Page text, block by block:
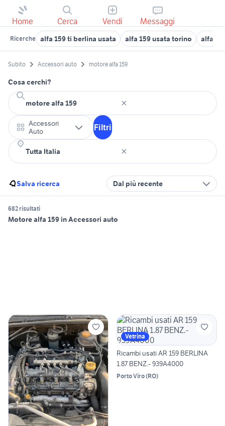
Home Cerca Vendi Messaggi
Ricerche alfa 159 ti berlina usata alfa 159 usata torino alfa
Subito Accessori auto motore alfa 159
Cosa cerchi?
Accessori
Auto
Filtri
Salva ricerca Dal più recente
682 risultati
Motore alfa 159 in Accessori auto
Vetrina
Ricambi usati AR 159 BERLINA
1.87 BENZ.- 939A4000
Porto Viro(RO)